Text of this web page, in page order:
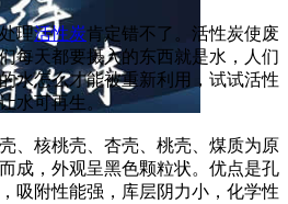
理活性炭肯定错不了。活性炭使废
每天都要摄入的东西就是水，人们
水怎么才能被重新利用，试试活性
水可再生。
、核桃壳、杏壳、桃壳、煤质为原
成，外观呈黑色颗粒状。优点是孔
吸附性能强，库层阴力小，化学性